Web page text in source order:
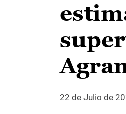
22 de Julio de